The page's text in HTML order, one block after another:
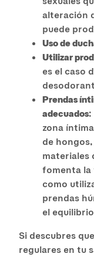
alteración
puede
Uso de
Utilizar
es el caso
Prendas
adecuados:
zona
de
materiales
fomenta la
como
prendas
el
Si descubres
regulares en tu